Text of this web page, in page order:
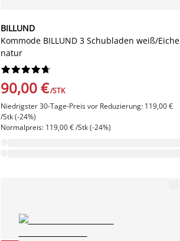
BILLUND
Kommode BILLUND 3 Schubladen weiß/Eiche
natur






90,00 €/STK
Niedrigster 30-Tage-Preis vor Reduzierung: 119,00 €
/Stk (-24%)
Normalpreis: 119,00 € /Stk (-24%)